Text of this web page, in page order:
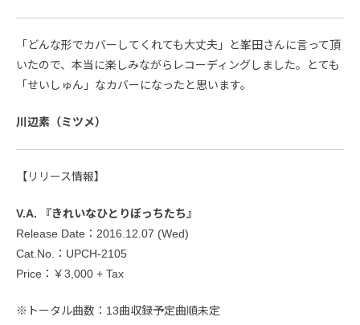
「どんな形でカバーしてくれても大丈夫」と峯田さんに言って頂
いたので、本当に楽しみながらレコーディングしました。とても
「せいしゅん」なカバーになったと思います。
川辺素（ミツメ）
【リリース情報】
V.A. 『きれいなひとりぼっちたち』
Release Date：2016.12.07 (Wed)
Cat.No.：UPCH-2105
Price：￥3,000 + Tax
※トータル曲数：13曲収録予定曲順未定